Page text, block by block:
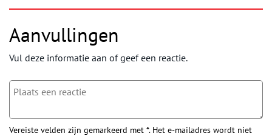
Aanvullingen
Vul deze informatie aan of geef een reactie.
Vereiste velden zijn gemarkeerd met *. Het e-mailadres wordt niet